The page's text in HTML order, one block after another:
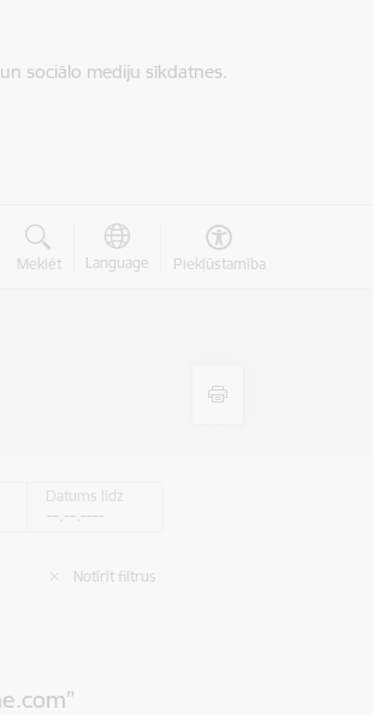
sociālo mediju sīkdatnes.
Meklēt Language Piekļūstamība
Datums līdz
Notīrīt filtrus